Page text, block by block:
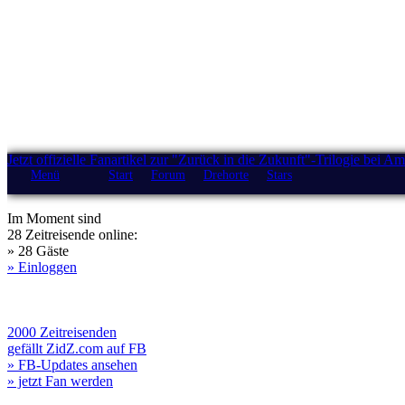
Jetzt offizielle Fanartikel zur "Zurück in die Zukunft"-Trilogie bei
Menü Start Forum Drehorte Stars
Im Moment sind
28 Zeitreisende online:
» 28 Gäste
» Einloggen
2000 Zeitreisenden
gefällt ZidZ.com auf FB
» FB-Updates ansehen
» jetzt Fan werden